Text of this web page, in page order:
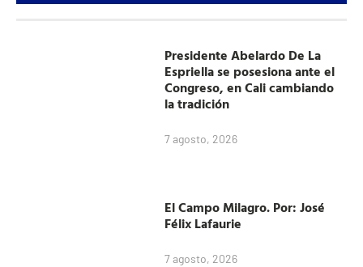
Presidente Abelardo De La
Espriella se posesiona ante el
Congreso, en Cali cambiando
la tradición
7 agosto, 2026
El Campo Milagro. Por: José
Félix Lafaurie
7 agosto, 2026